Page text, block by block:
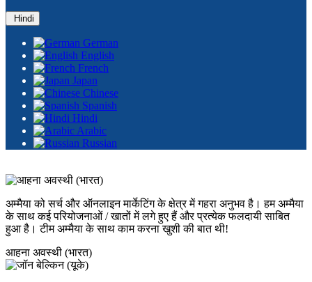
Hindi
German
English
French
Japan
Chinese
Spanish
Hindi
Arabic
Russian
अम्मैया को सर्च और ऑनलाइन मार्केटिंग के क्षेत्र में गहरा अनुभव है। हम अम्मैया
के साथ कई परियोजनाओं / खातों में लगे हुए हैं और प्रत्येक फलदायी साबित
हुआ है। टीम अम्मैया के साथ काम करना खुशी की बात थी!
आहना अवस्थी (भारत)